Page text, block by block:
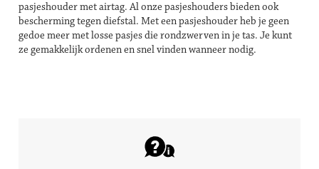
pasjeshouder met airtag. Al onze pasjeshouders bieden ook
bescherming tegen diefstal. Met een pasjeshouder heb je geen
gedoe meer met losse pasjes die rondzwerven in je tas. Je kunt
ze gemakkelijk ordenen en snel vinden wanneer nodig.